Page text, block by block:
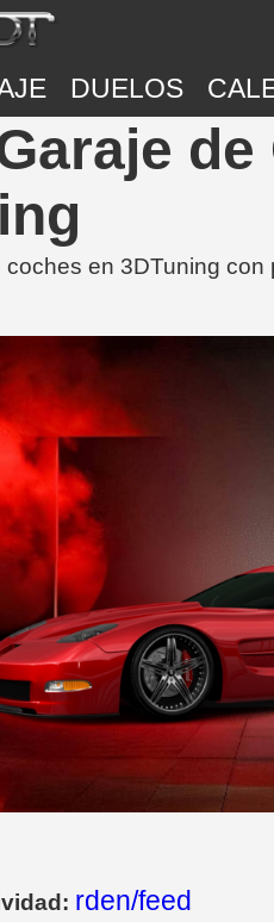
DUELOS
en 3DTuning
rden/feed